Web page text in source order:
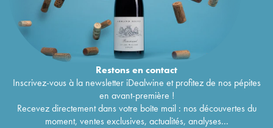
Restons encontact
Inscrivez-vous à la newsletter iDealwine et profitez de nos pépites
en avant-première !
Recevez directement dans votre boîte mail : nos découvertes du
moment, ventes exclusives, actualités, analyses...